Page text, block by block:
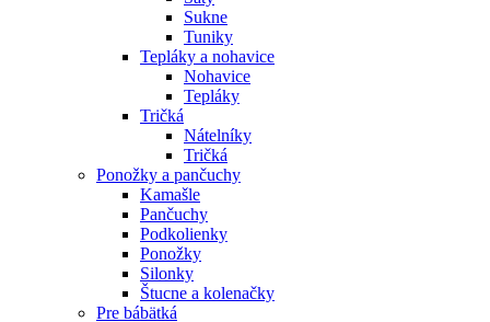
Sukne
Tuniky
Tepláky a nohavice
Nohavice
Tepláky
Tričká
Nátelníky
Tričká
Ponožky a pančuchy
Kamašle
Pančuchy
Podkolienky
Ponožky
Silonky
Štucne a kolenačky
Pre bábätká